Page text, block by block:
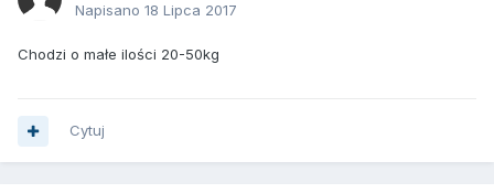
Napisano 18 Lipca 2017
Chodzi o małe ilości 20-50kg
Cytuj